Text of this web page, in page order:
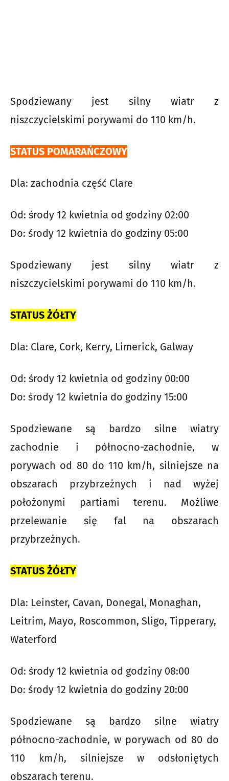
Spodziewany jest silny wiatr z
niszczycielskimi porywami do 110 km/h.
STATUS POMARAŃCZOWY
Dla: zachodnia część Clare
Od: środy 12 kwietnia od godziny 02:00
Do: środy 12 kwietnia do godziny 05:00
Spodziewany jest silny wiatr z
niszczycielskimi porywami do 110 km/h.
STATUS ŻÓŁTY
Dla: Clare, Cork, Kerry, Limerick, Galway
Od: środy 12 kwietnia od godziny 00:00
Do: środy 12 kwietnia do godziny 15:00
Spodziewane są bardzo silne wiatry
zachodnie i północno-zachodnie, w
porywach od 80 do 110 km/h, silniejsze na
obszarach przybrzeżnych i nad wyżej
położonymi partiami terenu. Możliwe
przelewanie się fal na obszarach
przybrzeżnych.
STATUS ŻÓŁTY
Dla: Leinster, Cavan, Donegal, Monaghan,
Leitrim, Mayo, Roscommon, Sligo, Tipperary,
Waterford
Od: środy 12 kwietnia od godziny 08:00
Do: środy 12 kwietnia do godziny 20:00
Spodziewane są bardzo silne wiatry
północno-zachodnie, w porywach od 80 do
110 km/h, silniejsze w odsłoniętych
obszarach terenu.